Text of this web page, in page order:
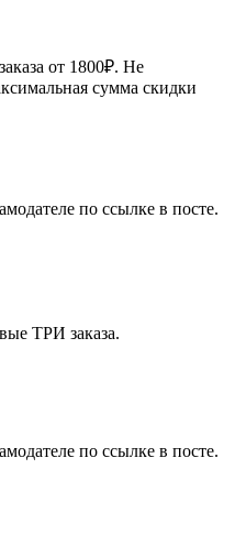
от 1800₽. Не
сумма скидки
по ссылке в посте.
ТРИ заказа.
по ссылке в посте.